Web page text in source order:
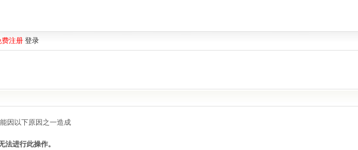
费注册 登录
因以下原因之一造成
法进行此操作。